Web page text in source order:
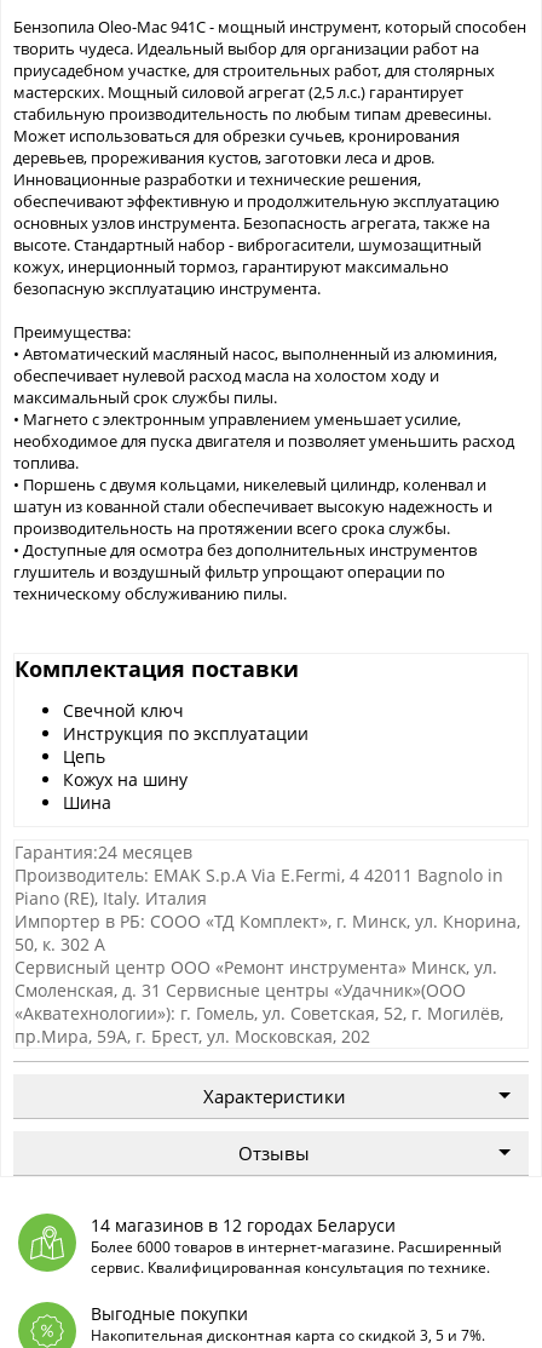
Бензопила Oleo-Mac 941C - мощный инструмент, который способен
творить чудеса. Идеальный выбор для организации работ на
приусадебном участке, для строительных работ, для столярных
мастерских. Мощный силовой агрегат (2,5 л.с.) гарантирует
стабильную производительность по любым типам древесины.
Может использоваться для обрезки сучьев, кронирования
деревьев, прореживания кустов, заготовки леса и дров.
Инновационные разработки и технические решения,
обеспечивают эффективную и продолжительную эксплуатацию
основных узлов инструмента. Безопасность агрегата, также на
высоте. Стандартный набор - виброгасители, шумозащитный
кожух, инерционный тормоз, гарантируют максимально
безопасную эксплуатацию инструмента.
Преимущества:
• Автоматический масляный насос, выполненный из алюминия,
обеспечивает нулевой расход масла на холостом ходу и
максимальный срок службы пилы.
• Магнето с электронным управлением уменьшает усилие,
необходимое для пуска двигателя и позволяет уменьшить расход
топлива.
• Поршень с двумя кольцами, никелевый цилиндр, коленвал и
шатун из кованной стали обеспечивает высокую надежность и
производительность на протяжении всего срока службы.
• Доступные для осмотра без дополнительных инструментов
глушитель и воздушный фильтр упрощают операции по
техническому обслуживанию пилы.
Комплектация поставки
Свечной ключ
Инструкция по эксплуатации
Цепь
Кожух на шину
Шина
Гарантия:24 месяцев
Производитель: EMAK S.p.A Via E.Fermi, 4 42011 Bagnolo in
Piano (RE), Italy. Италия
Импортер в РБ: СООО «ТД Комплект», г. Минск, ул. Кнорина,
50, к. 302 А
Сервисный центр ООО «Ремонт инструмента» Минск, ул.
Смоленская, д. 31 Сервисные центры «Удачник»(ООО
«Акватехнологии»): г. Гомель, ул. Советская, 52, г. Могилёв,
пр.Мира, 59А, г. Брест, ул. Московская, 202
Характеристики
Отзывы
14 магазинов в 12 городах Беларуси
Более 6000 товаров в интернет-магазине. Расширенный
сервис. Квалифицированная консультация по технике.
Выгодные покупки
Накопительная дисконтная карта со скидкой 3, 5 и 7%.